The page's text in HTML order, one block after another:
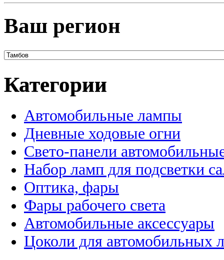
Ваш регион
Категории
Автомобильные лампы
Дневные ходовые огни
Свето-панели
Набор ламп для подсветки
Оптика, фары
Фары рабочего света
Автомобильные аксессуары
Цоколи для автомобильных